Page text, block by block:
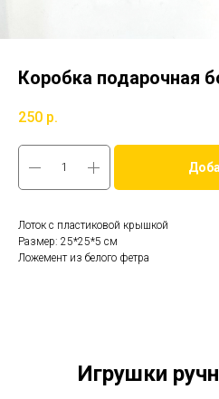
Коробка подарочная
250 р.
Лоток с пластиковой крышкой
Размер: 25*25*5 см
Ложемент из белого фетра
Игрушки